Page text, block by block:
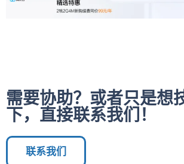
需要协助？或者只是想
下，直接联系我们！
联系我们